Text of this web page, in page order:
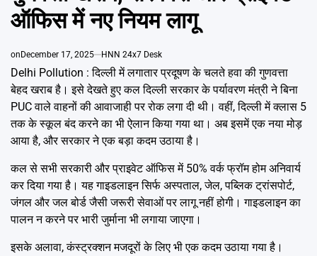
ऑफिस में नए नियम लागू
onDecember 17, 2025 HNN 24x7 Desk
Delhi Pollution : दिल्ली में लगातार प्रदूषण के चलते हवा की गुणवत्ता
बेहद खराब है। इसे देखते हुए कल दिल्ली सरकार के पर्यावरण मंत्री ने बिना
PUC वाले वाहनों की आवाजाही पर रोक लगा दी थी। वहीं, दिल्ली में क्लास 5
तक के स्कूल बंद करने का भी ऐलान किया गया था। अब इसमें एक नया मोड़
आया है, और सरकार ने एक बड़ा कदम उठाया है।
कल से सभी सरकारी और प्राइवेट ऑफिस में 50% वर्क फ्रॉम होम अनिवार्य
कर दिया गया है। यह गाइडलाइन सिर्फ अस्पताल, जेल, पब्लिक ट्रांसपोर्ट,
जंगल और जल बोर्ड जैसी जरूरी सेवाओं पर लागू नहीं होगी। गाइडलाइन का
पालन न करने पर भारी जुर्माना भी लगाया जाएगा।
इसके अलावा, कंस्ट्रक्शन मजदूरों के लिए भी एक कदम उठाया गया है।